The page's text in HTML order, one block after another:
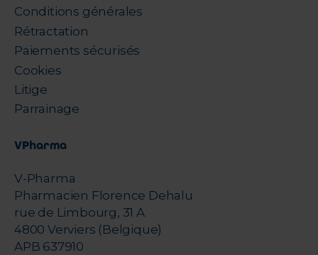
Conditions générales
Rétractation
Paiements sécurisés
Cookies
Litige
Parrainage
VPharma
V-Pharma
Pharmacien Florence Dehalu
rue de Limbourg, 31 A
4800 Verviers (Belgique)
APB 637910